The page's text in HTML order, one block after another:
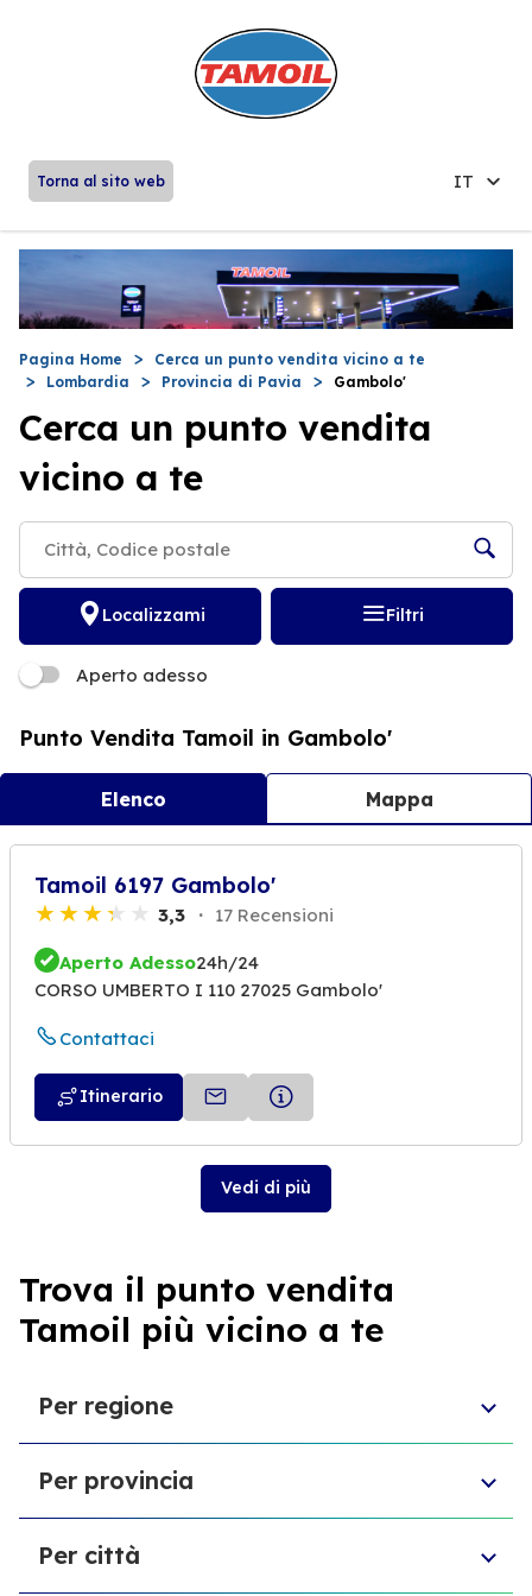
Torna al sito web IT
Pagina Home
Cerca un punto vendita vicino a te
Lombardia
Provincia di Pavia Gambolo'
Cerca un punto vendita
vicino a te
Localizzami Filtri
Aperto adesso
Punto Vendita Tamoil in Gambolo'
Elenco Mappa
Tamoil 6197 Gambolo'
3,3 17 Recensioni
Aperto Adesso24h/24
CORSO UMBERTO I 110 27025 Gambolo'
Contattaci
Itinerario
Vedi di più
Trova il punto vendita
Tamoil più vicino a te
Per regione
Veneto
Abruzzo
Liguria
Sardegna
Per provincia
Provincia di Reggio Emilia
Provincia di Modena
Per città